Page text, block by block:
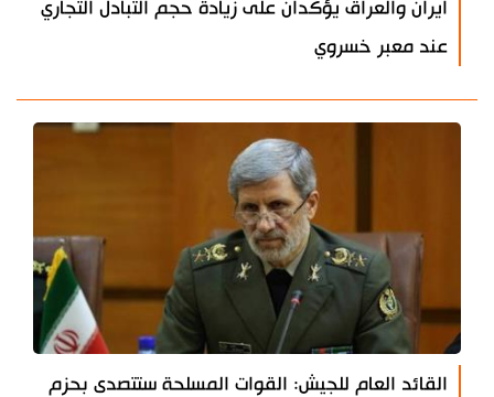
ايران والعراق يؤكدان على زيادة حجم التبادل التجاري
عند معبر خسروي
القائد العام للجيش: القوات المسلحة ستتصدى بحزم